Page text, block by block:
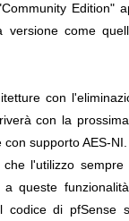
Edition"
come
con
con la
supporto AES-NI.
l'utilizzo
queste
di pfSense